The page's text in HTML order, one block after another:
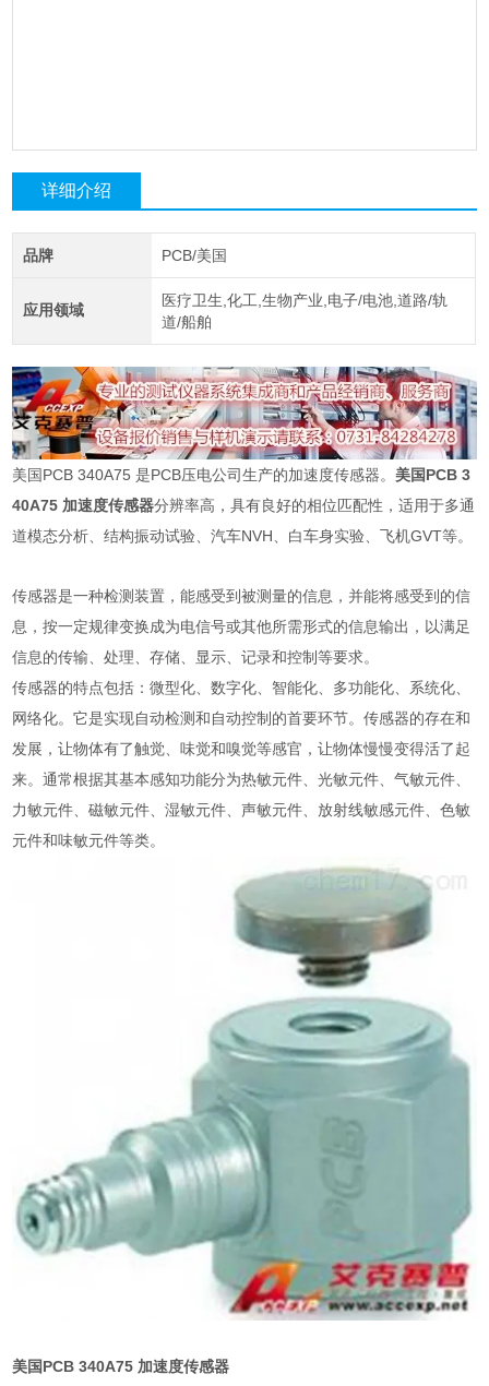
详细介绍
品牌 PCB/美国
应用领域
医疗卫生,化工,生物产业,电子/电池,道路/轨
道/船舶
美国PCB 340A75 是PCB压电公司生产的加速度传感器。美国PCB 3
40A75 加速度传感器分辨率高，具有良好的相位匹配性，适用于多通
道模态分析、结构振动试验、汽车NVH、白车身实验、飞机GVT等。
传感器是一种检测装置，能感受到被测量的信息，并能将感受到的信
息，按一定规律变换成为电信号或其他所需形式的信息输出，以满足
信息的传输、处理、存储、显示、记录和控制等要求。
传感器的特点包括：微型化、数字化、智能化、多功能化、系统化、
网络化。它是实现自动检测和自动控制的首要环节。传感器的存在和
发展，让物体有了触觉、味觉和嗅觉等感官，让物体慢慢变得活了起
来。通常根据其基本感知功能分为热敏元件 、光敏元件 、气敏元件
力敏元件 、磁敏元件 、湿敏元件 、声敏元件、放射线敏感元件、色敏
元件和味敏元件等类。
美国PCB 340A75 加速度传感器